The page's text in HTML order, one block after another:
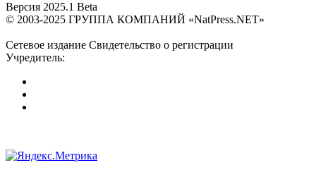
Версия 2025.1 Beta
© 2003-2025 ГРУППА КОМПАНИЙ «NatPress.NET»
Сетевое издание Свидетельство о регистрации
Учредитель: